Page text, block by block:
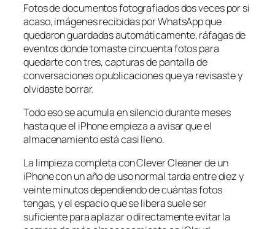
Fotos de documentos fotografiados dos veces por si
acaso, imágenes recibidas por WhatsApp que
quedaron guardadas automáticamente, ráfagas de
eventos donde tomaste cincuenta fotos para
quedarte con tres, capturas de pantalla de
conversaciones o publicaciones que ya revisaste y
olvidaste borrar.
Todo eso se acumula en silencio durante meses
hasta que el iPhone empieza a avisar que el
almacenamiento está casi lleno.
La limpieza completa con Clever Cleaner de un
iPhone con un año de uso normal tarda entre diez y
veinte minutos dependiendo de cuántas fotos
tengas, y el espacio que se libera suele ser
suficiente para aplazar o directamente evitar la